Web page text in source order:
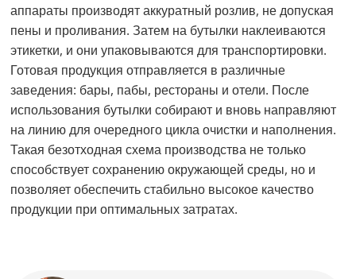
аппараты производят аккуратный розлив, не допуская
пены и проливания. Затем на бутылки наклеиваются
этикетки, и они упаковываются для транспортировки.
Готовая продукция отправляется в различные
заведения: бары, пабы, рестораны и отели. После
использования бутылки собирают и вновь направляют
на линию для очередного цикла очистки и наполнения.
Такая безотходная схема производства не только
способствует сохранению окружающей среды, но и
позволяет обеспечить стабильно высокое качество
продукции при оптимальных затратах.